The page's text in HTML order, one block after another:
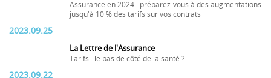
Assurance en 2024 : préparez-vous à des augmentations
jusqu'à 10 % des tarifs sur vos contrats
2023.09.25
La Lettre de l'Assurance
Tarifs : le pas de côté de la santé ?
2023.09.22